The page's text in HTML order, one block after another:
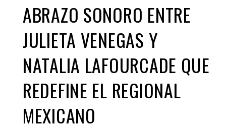
ABRAZO SONORO ENTRE
JULIETA VENEGAS Y
NATALIA LAFOURCADE QUE
REDEFINE EL REGIONAL
MEXICANO